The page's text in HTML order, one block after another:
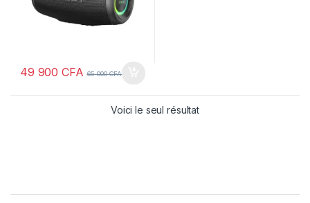
49 900CFA 65 000CFA
Voici le seul résultat